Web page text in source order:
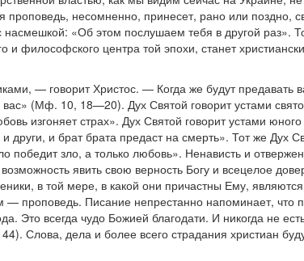
проповедь, несомненно, принесет, рано или
«Об этом послушаем тебя в другой раз».
философского центра той эпохи, станет
— говорит Христос. — Когда же будут предавать
(Мф. 10, 18—20). Дух Святой говорит устами
изгоняет страх». Дух Святой говорит устами
и брат брата предаст на смерть». Тот же Дух
зло, а только любовь». Ненависть и
явить свою верность Богу и всецелое
в той мере, в какой они причастны Ему,
— проповедь. Писание непрестанно напоминает,
Это всегда чудо Божией благодати. И никогда не
Слова, дела и более всего страдания христиан